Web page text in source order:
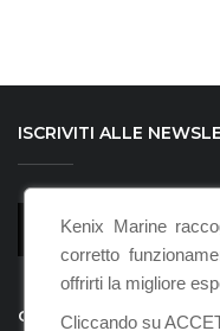
ISCRIVITI ALLE
CHIAMACI
Kenix Marine
corretto
offrirti la migliore
Cliccando su